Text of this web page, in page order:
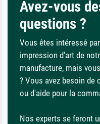
Avez-vous
questions ?
Vous êtes intéressé
impression d'art de
manufacture, mais
? Vous avez besoin de
ou d'aide pour la
Nos experts se feront